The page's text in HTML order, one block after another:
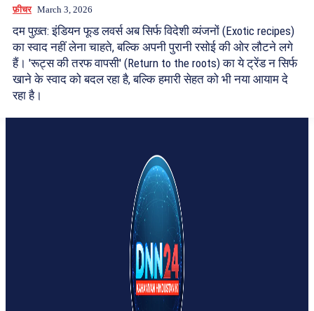
फ़ीचर March 3, 2026
दम पुख़्त: इंडियन फूड लवर्स अब सिर्फ विदेशी व्यंजनों (Exotic recipes)
का स्वाद नहीं लेना चाहते, बल्कि अपनी पुरानी रसोई की ओर लौटने लगे
हैं। 'रूट्स की तरफ वापसी' (Return to the roots) का ये ट्रेंड न सिर्फ
खाने के स्वाद को बदल रहा है, बल्कि हमारी सेहत को भी नया आयाम दे
रहा है।